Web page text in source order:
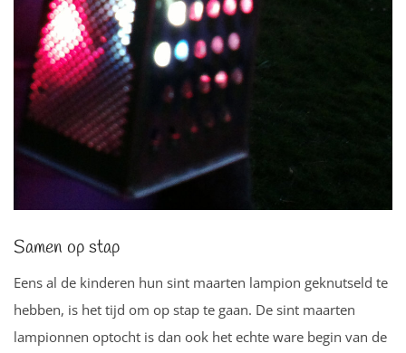
Samen op stap
Eens al de kinderen hun sint maarten lampion geknutseld te
hebben, is het tijd om op stap te gaan. De sint maarten
lampionnen optocht is dan ook het echte ware begin van de